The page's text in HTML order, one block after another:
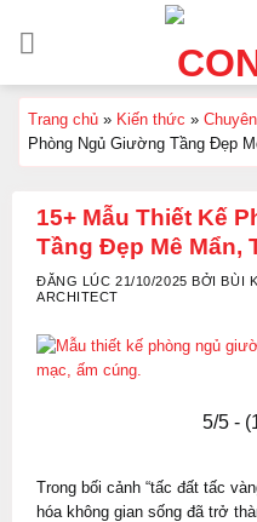
dung
Trang chủ » Kiến thức »
Phòng Ngủ Giường Tầng Đẹp
15+ Mẫu Thiết Kế
Tầng Đẹp Mê Mẩn,
ĐĂNG LÚC 21/10/2025 BỞI BÙI
ARCHITECT
5/5 -
Trong bối cảnh “tấc đất tấc
hóa không gian sống đã trở